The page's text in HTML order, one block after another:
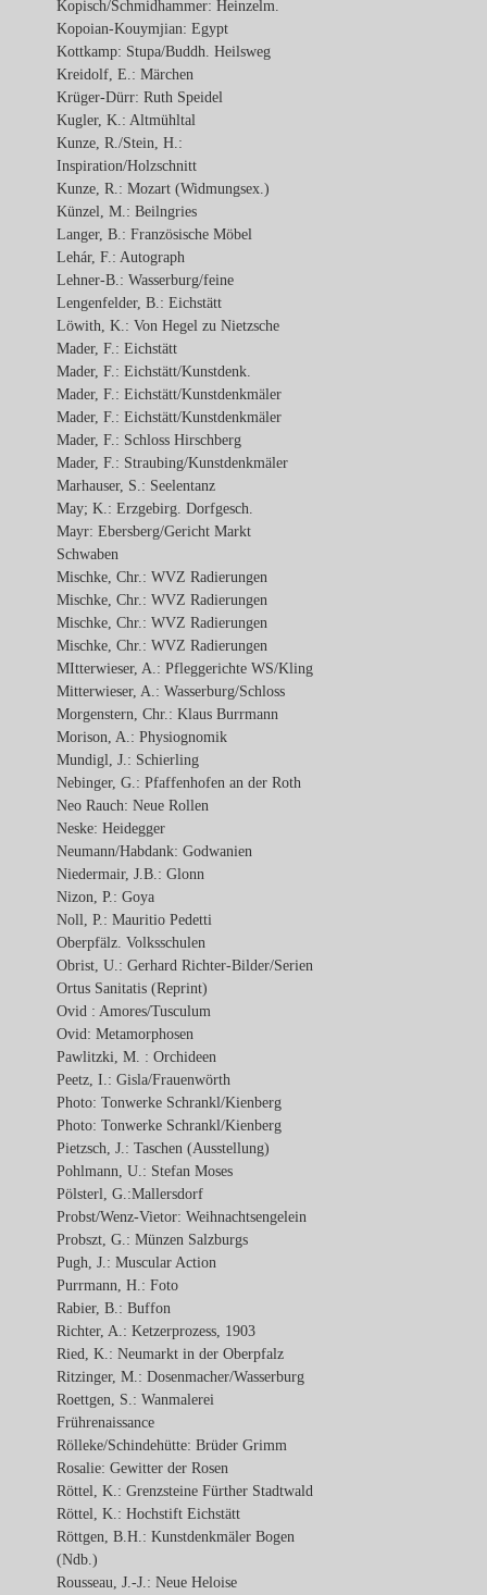
Kopisch/Schmidhammer: Heinzelm.
Kopoian-Kouymjian: Egypt
Kottkamp: Stupa/Buddh. Heilsweg
Kreidolf, E.: Märchen
Krüger-Dürr: Ruth Speidel
Kugler, K.: Altmühltal
Kunze, R./Stein, H.:
Inspiration/Holzschnitt
Kunze, R.: Mozart (Widmungsex.)
Künzel, M.: Beilngries
Langer, B.: Französische Möbel
Lehár, F.: Autograph
Lehner-B.: Wasserburg/feine
Lengenfelder, B.: Eichstätt
Löwith, K.: Von Hegel zu Nietzsche
Mader, F.: Eichstätt
Mader, F.: Eichstätt/Kunstdenk.
Mader, F.: Eichstätt/Kunstdenkmäler
Mader, F.: Eichstätt/Kunstdenkmäler
Mader, F.: Schloss Hirschberg
Mader, F.: Straubing/Kunstdenkmäler
Marhauser, S.: Seelentanz
May; K.: Erzgebirg. Dorfgesch.
Mayr: Ebersberg/Gericht Markt
Schwaben
Mischke, Chr.: WVZ Radierungen
Mischke, Chr.: WVZ Radierungen
Mischke, Chr.: WVZ Radierungen
Mischke, Chr.: WVZ Radierungen
MItterwieser, A.: Pfleggerichte WS/Kling
Mitterwieser, A.: Wasserburg/Schloss
Morgenstern, Chr.: Klaus Burrmann
Morison, A.: Physiognomik
Mundigl, J.: Schierling
Nebinger, G.: Pfaffenhofen an der Roth
Neo Rauch: Neue Rollen
Neske: Heidegger
Neumann/Habdank: Godwanien
Niedermair, J.B.: Glonn
Nizon, P.: Goya
Noll, P.: Mauritio Pedetti
Oberpfälz. Volksschulen
Obrist, U.: Gerhard Richter-Bilder/Serien
Ortus Sanitatis (Reprint)
Ovid : Amores/Tusculum
Ovid: Metamorphosen
Pawlitzki, M. : Orchideen
Peetz, I.: Gisla/Frauenwörth
Photo: Tonwerke Schrankl/Kienberg
Photo: Tonwerke Schrankl/Kienberg
Pietzsch, J.: Taschen (Ausstellung)
Pohlmann, U.: Stefan Moses
Pölsterl, G.:Mallersdorf
Probst/Wenz-Vietor: Weihnachtsengelein
Probszt, G.: Münzen Salzburgs
Pugh, J.: Muscular Action
Purrmann, H.: Foto
Rabier, B.: Buffon
Richter, A.: Ketzerprozess, 1903
Ried, K.: Neumarkt in der Oberpfalz
Ritzinger, M.: Dosenmacher/Wasserburg
Roettgen, S.: Wanmalerei
Frührenaissance
Rölleke/Schindehütte: Brüder Grimm
Rosalie: Gewitter der Rosen
Röttel, K.: Grenzsteine Fürther Stadtwald
Röttel, K.: Hochstift Eichstätt
Röttgen, B.H.: Kunstdenkmäler Bogen
(Ndb.)
Rousseau, J.-J.: Neue Heloise